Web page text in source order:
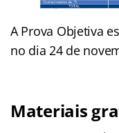
A Prova Objetiva
no dia 24 de
Materiais